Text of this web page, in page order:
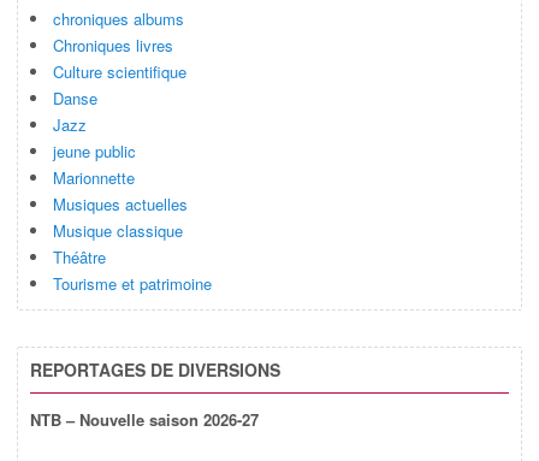
chroniques albums
Chroniques livres
Culture scientifique
Danse
Jazz
jeune public
Marionnette
Musiques actuelles
Musique classique
Théâtre
Tourisme et patrimoine
REPORTAGES DE DIVERSIONS
NTB – Nouvelle saison 2026-27